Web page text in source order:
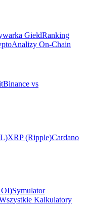
GiełdRanking
Analizy On-Chain
Binance vs
XRP (Ripple)Cardano
Symulator
Kalkulatory